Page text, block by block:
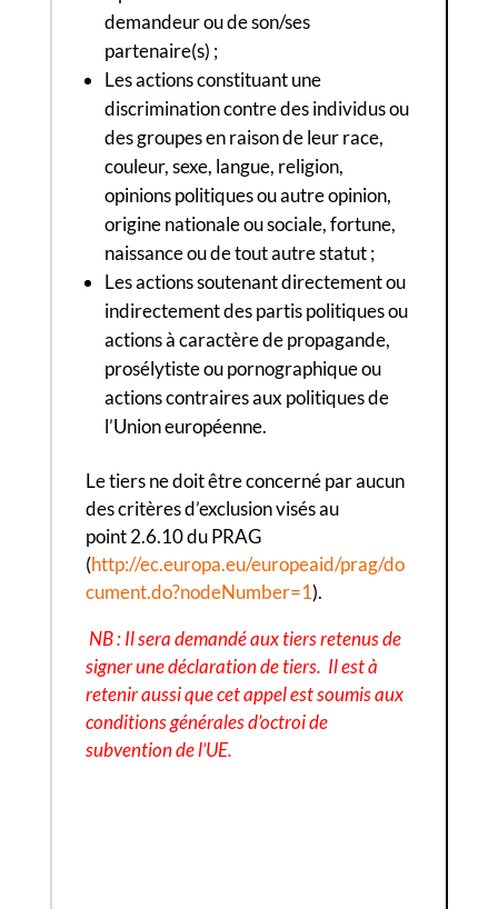
demandeur ou de son/ses
partenaire(s) ;
Les actions constituant une
discrimination contre des individus ou
des groupes en raison de leur race,
couleur, sexe, langue, religion,
opinions politiques ou autre opinion,
origine nationale ou sociale, fortune,
naissance ou de tout autre statut ;
Les actions soutenant directement ou
indirectement des partis politiques ou
actions à caractère de propagande,
prosélytiste ou pornographique ou
actions contraires aux politiques de
l’Union européenne.
Le tiers ne doit être concerné par aucun
des critères d’exclusion visés au
point 2.6.10 du PRAG
(http://ec.europa.eu/europeaid/prag/do
cument.do?nodeNumber=1).
NB : Il sera demandé aux tiers retenus de
signer une déclaration de tiers. Il est à
retenir aussi que cet appel est soumis aux
conditions générales d’octroi de
subvention de l’UE.